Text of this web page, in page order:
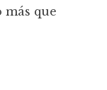
más que